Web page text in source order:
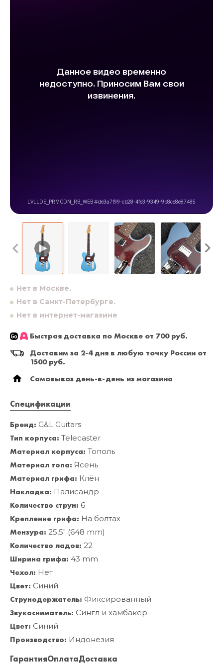
Нет в Москве.
Нет в Санкт-Петербурге.
Нет в интернет-магазине
Быстрая доставка по Москве от 700 руб.
Доставим за 2-4 дня в любую точку России от
1500 руб.
Самовывоз день-в-день из магазина
Спецификации
Бренд: G&L Guitars
Тип корпуса: Telecaster
Материал корпуса: Тополь
Материал топа: Ясень
Материал грифа: Клён
Накладка: Палисандр
Количество струн: 6
Крепление грифа: На болтах
Мензура: 25,5" (648 mm)
Количество ладов: 22
Ширина грифа: 43 mm
Чехол: Нет
Цвет: Синий
Струнодержатель: Фиксированный
Звукосниматель: Сингл и хамбакер
Цвет: Синий
Производство: Индонезия
ГарантияОплатаДоставка